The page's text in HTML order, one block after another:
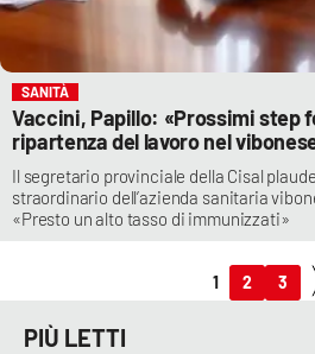
SANITÀ
Vaccini, Papillo: «Prossimi step
ripartenza del lavoro nel
Il segretario provinciale della Cisal
straordinario dell’azienda sanitaria
«Presto un alto tasso di immunizzati»
1 2 3
PIÙ LETTI